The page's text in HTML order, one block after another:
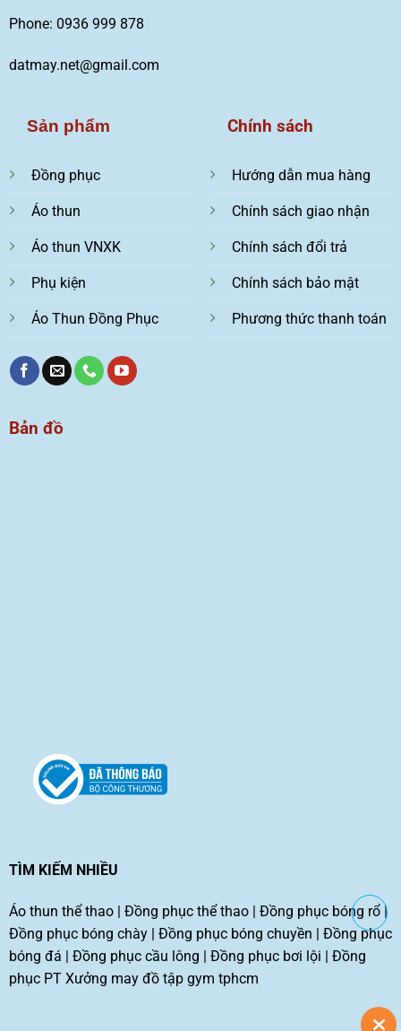
Phone: 0936 999 878
datmay.net@gmail.com
Sản phẩm
Đồng phục
Áo thun
Áo thun VNXK
Phụ kiện
Áo Thun Đồng Phục
Chính sách
Hướng dẫn mua hàng
Chính sách giao nhận
Chính sách đổi trả
Chính sách bảo mật
Phương thức thanh toán
Bản đồ
TÌM KIẾM NHIỀU
Áo thun thể thao| Đồng phục thể thao| Đồng phục bóng rổ|
Đồng phục bóng chày| Đồng phục bóng chuyền | Đồng phục
bóng đá | Đồng phục cầu lông | Đồng phục bơi lội | Đồng
phục PT Xưởng may đồ tập gym tphcm